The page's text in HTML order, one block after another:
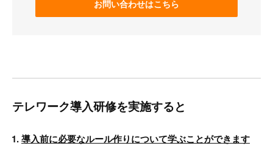
お問い合わせはこちら
テレワーク導入研修を実施すると
導入前に必要なルール作りについて学ぶことができます